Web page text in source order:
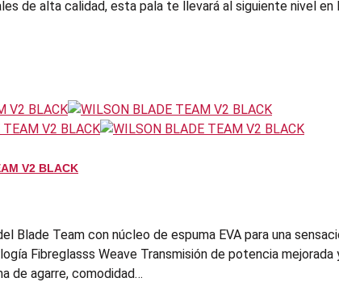
de alta calidad, esta pala te llevará al siguiente nivel en
V2 BLACK
Blade Team con núcleo de espuma EVA para una
Fibreglasss Weave Transmisión de potencia
de agarre, comodidad…